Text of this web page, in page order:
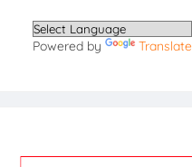
Powered by Translate